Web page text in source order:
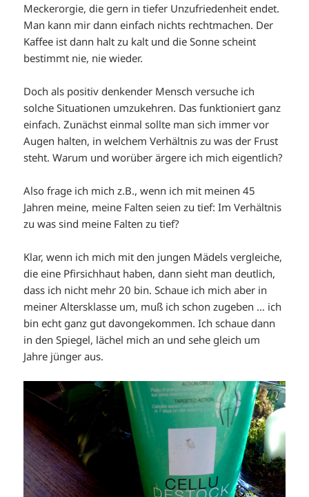
Meckerorgie, die gern in tiefer Unzufriedenheit endet.
Man kann mir dann einfach nichts rechtmachen. Der
Kaffee ist dann halt zu kalt und die Sonne scheint
bestimmt nie, nie wieder.
Doch als positiv denkender Mensch versuche ich
solche Situationen umzukehren. Das funktioniert ganz
einfach. Zunächst einmal sollte man sich immer vor
Augen halten, in welchem Verhältnis zu was der Frust
steht. Warum und worüber ärgere ich mich eigentlich?
Also frage ich mich z.B., wenn ich mit meinen 45
Jahren meine, meine Falten seien zu tief: Im Verhältnis
zu was sind meine Falten zu tief?
Klar, wenn ich mich mit den jungen Mädels vergleiche,
die eine Pfirsichhaut haben, dann sieht man deutlich,
dass ich nicht mehr 20 bin. Schaue ich mich aber in
meiner Altersklasse um, muß ich schon zugeben … ich
bin echt ganz gut davongekommen. Ich schaue dann
in den Spiegel, lächel mich an und sehe gleich um
Jahre jünger aus.